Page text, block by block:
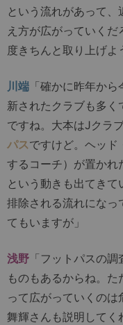
という流れがあって
え方が広がっていく
度きちんと取り上げよ
川端 「確かに昨年か
新されたクラブも多
ですね。大本はJクラ
パスですけど。ヘッド
するコーチ）が置かれ
という動きも出てき
排除される流れになっ
てもいますが」
浅野 「フットパスの
ものもあるからね。
って広がっていくの
舞輝さんも説明して